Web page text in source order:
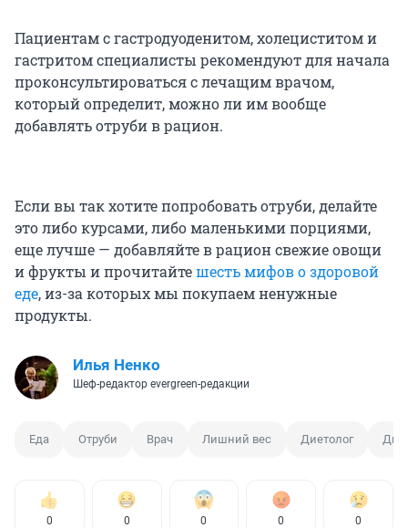
Пациентам с гастродуоденитом, холециститом и
гастритом специалисты рекомендуют для начала
проконсультироваться с лечащим врачом,
который определит, можно ли им вообще
добавлять отруби в рацион.
Если вы так хотите попробовать отруби, делайте
это либо курсами, либо маленькими порциями,
еще лучше — добавляйте в рацион свежие овощи
и фрукты и прочитайтешесть мифов о здоровой
еде, из-за которых мы покупаем ненужные
продукты.
Илья Ненко
Шеф-редактор evergreen-редакции
Еда Отруби Врач Лишний вес Диетолог
0 0 0 0 0